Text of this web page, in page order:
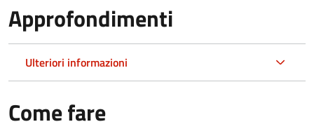
Approfondimenti
Ulteriori informazioni
Come fare